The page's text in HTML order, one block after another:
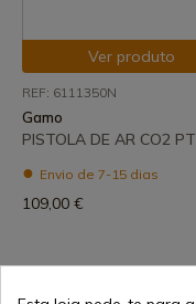
Ver produto
REF: 6111350N
Gamo
PISTOLA DE AR CO2
Envio de 7-15 dias
109,00 €